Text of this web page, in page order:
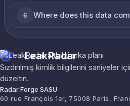
6 Where does this data
LeakRadar
Sızdırılmış kimlik bilgilerini saniyeler
düzeltin.
Radar Forge SASU
60 rue François 1er, 75008 Paris,